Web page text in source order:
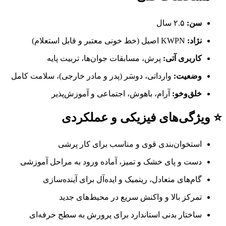
سن:
نژاد:
کاربری آتی: پرش، مسابقات جوان‌ها، تربیت پایه
وضعیت: وارداتی، دوسَر (پدر و مادر خارجی)، سلامت کامل
خلق‌وخو: آرام، باهوش، اجتماعی و آموزش‌پذیر
⭐ ویژگی‌های فیزیکی و عملکردی
استخوان‌بندی قوی و مناسب برای کار پرشی
دست و پای خشک و تمیز، آماده ورود به مراحل آموزشی
گام‌های متعادل، ریتمیک و ایده‌آل برای آینده‌سازی
تمرکز بالا و واکنش سریع در محیط‌های جدید
ساختار بدنی استاندارد برای پرورش به سطح حرفه‌ای